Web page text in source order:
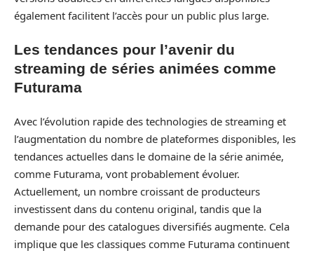
également facilitent l’accès pour un public plus large.
Les tendances pour l’avenir du
streaming de séries animées comme
Futurama
Avec l’évolution rapide des technologies de streaming et
l’augmentation du nombre de plateformes disponibles, les
tendances actuelles dans le domaine de la série animée,
comme Futurama, vont probablement évoluer.
Actuellement, un nombre croissant de producteurs
investissent dans du contenu original, tandis que la
demande pour des catalogues diversifiés augmente. Cela
implique que les classiques comme Futurama continuent